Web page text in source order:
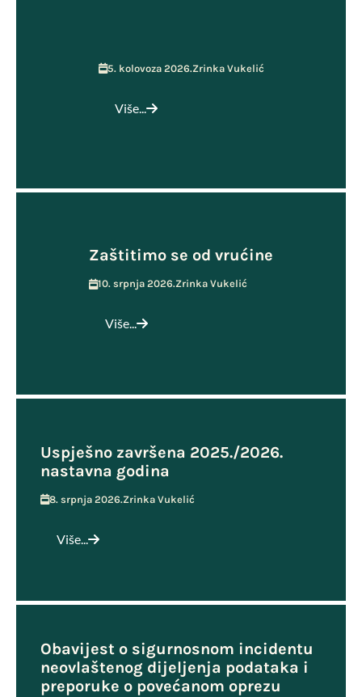
5. kolovoza 2026.Zrinka Vukelić
Više...
Zaštitimo se od vrućine
10. srpnja 2026.Zrinka Vukelić
Više...
Uspješno završena 2025./2026.
nastavna godina
8. srpnja 2026.Zrinka Vukelić
Više...
Obavijest o sigurnosnom incidentu
neovlaštenog dijeljenja podataka i
preporuke o povećanom oprezu